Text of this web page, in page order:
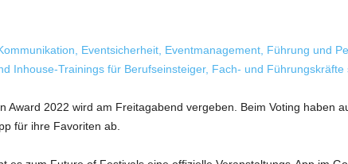
Eventsicherheit, Eventmanagement, Führung und
Inhouse-Trainings für Berufseinsteiger, Fach- und Führungskräfte
Award 2022 wird am Freitagabend vergeben. Beim Voting haben
für ihre Favoriten ab.